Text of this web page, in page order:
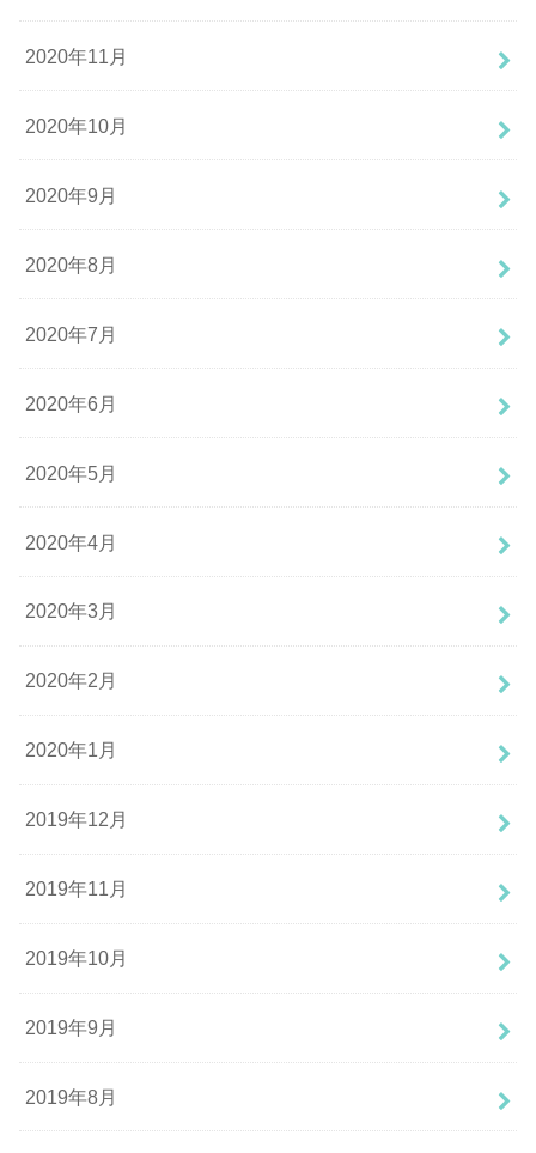
2020年11月
2020年10月
2020年9月
2020年8月
2020年7月
2020年6月
2020年5月
2020年4月
2020年3月
2020年2月
2020年1月
2019年12月
2019年11月
2019年10月
2019年9月
2019年8月